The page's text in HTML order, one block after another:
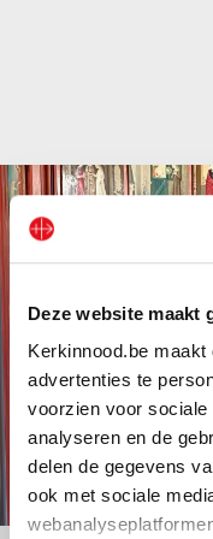
Deze website maakt
Kerkinnood.be
advertenties te
voorzien voor
analyseren en de
delen de gegevens
ook met sociale